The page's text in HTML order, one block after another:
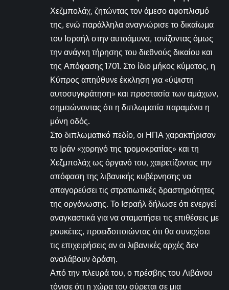
Χεζμπολάχ, ζητώντας τον άμεσο αφοπλισμό
της, ενώ παράλληλα αναγνώρισε το δικαίωμα
του Ισραήλ στην αυτοάμυνα, τονίζοντας όμως
την ανάγκη τήρησης του διεθνούς δικαίου και
της Απόφασης 1701. Στο ίδιο μήκος κύματος, η
Κύπρος απηύθυνε έκκληση για «ύψιστη
αυτοσυγκράτηση» και προστασία των αμάχων,
σημειώνοντας ότι η διπλωματία παραμένει η
μόνη οδός.
Στο διπλωματικό πεδίο, οι ΗΠΑ χαρακτήρισαν
το Ιράν «χορηγό της τρομοκρατίας» και τη
Χεζμπολάχ ως όργανό του, χαιρετίζοντας την
απόφαση της λιβανικής κυβέρνησης να
απαγορεύσει τις στρατιωτικές δραστηριότητες
της οργάνωσης. Το Ισραήλ δήλωσε ότι ενεργεί
αναγκαστικά για να σταματήσει τις επιθέσεις με
ρουκέτες, προειδοποιώντας ότι θα συνεχίσει
τις επιχειρήσεις αν οι λιβανικές αρχές δεν
αναλάβουν δράση.
Από την πλευρά του, ο πρέσβης του Λιβάνου
τόνισε ότι η χώρα του σύρεται σε μια